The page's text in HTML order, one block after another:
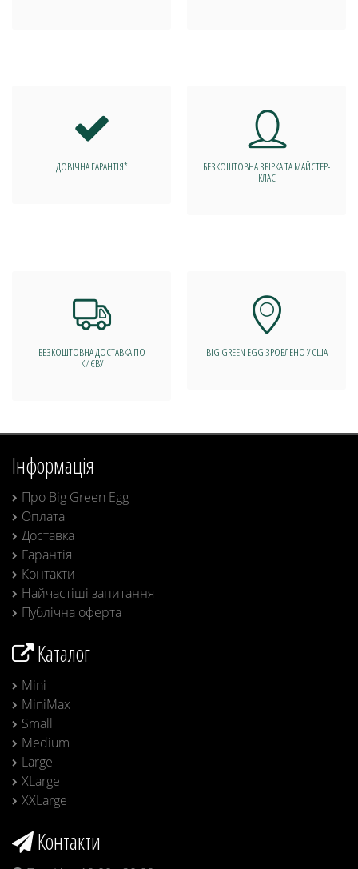
ДОВІЧНА ГАРАНТІЯ* БЕЗКОШТОВНА ЗБІРКА ТА МАЙСТЕР-
КЛАС
БЕЗКОШТОВНА ДОСТАВКА ПО
КИЄВУ
BIG GREEN EGG ЗРОБЛЕНО У США
Інформація
Про Big Green Egg
Оплата
Доставка
Гарантія
Контакти
Найчастіші запитання
Публічна оферта
Каталог
Mini
MiniMax
Small
Medium
Large
XLarge
XXLarge
Контакти